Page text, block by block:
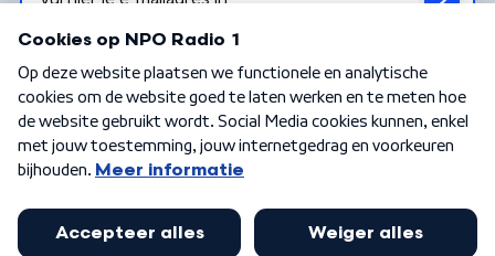
Algemene voorwaarden